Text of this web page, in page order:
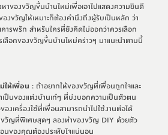
าของขวัญขึ้นบ้านใหม่เพื่อเอาไปแสดงความยินดี
องขวัญให้เหมาะก็ต้องคำนึงถึงผู้รับเป็นหลัก ว่า
ารพรัก สำหรับใครที่ยังคิดไม่ออกว่าควรเลือก
เลือกของขวัญขึ้นบ้านใหม่คร่าวๆ มาแนะนำตามนี้
ให้เพื่อน : ถ้าอยากให้ของขวัญที่เพื่อนถูกใจและ
เป็นของแต่งบ้านเก๋ๆ ที่บ่งบอกความเป็นตัวตน
องเครื่องใช้ที่เพื่อนสามารถนำไปใช้งานต่อได้
ขวัญที่พิเศษสุดๆ ลองทำของขวัญ DIY ด้วยตัว
อนของคุณต้องประทับใจแน่นอน